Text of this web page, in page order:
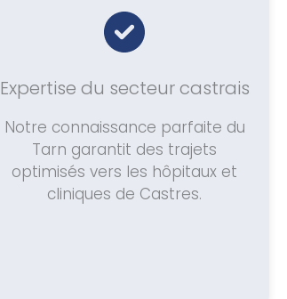
Expertise du secteur castrais
Notre connaissance parfaite du
Tarn garantit des trajets
optimisés vers les hôpitaux et
cliniques de Castres.